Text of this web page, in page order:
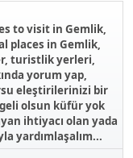
to visit in Gemlik,
places in Gemlik,
turistlik yerleri,
yorum yap,
eleştirilerinizi bir
olsun küfür yok
ihtiyacı olan yada
yardımlaşalım...